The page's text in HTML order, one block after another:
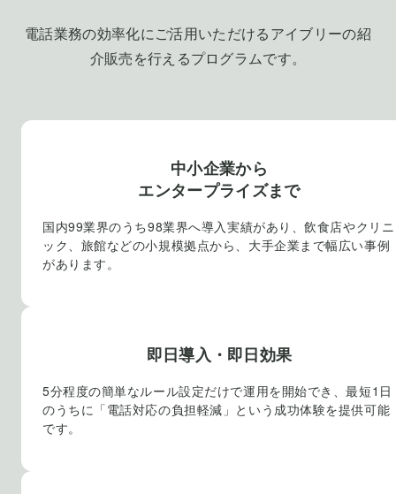
電話業務の効率化にご活用いただけるアイブリーの紹
介販売を行えるプログラムです。
中小企業から
エンタープライズまで
国内99業界のうち98業界へ導入実績があり、飲食店やクリニ
ック、旅館などの小規模拠点から、大手企業まで幅広い事例
があります。
即日導入・即日効果
5分程度の簡単なルール設定だけで運用を開始でき、最短1日
のうちに「電話対応の負担軽減」という成功体験を提供可能
です。